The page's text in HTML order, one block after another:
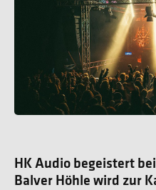
HK Audio begeistert
Balver Höhle wird zur